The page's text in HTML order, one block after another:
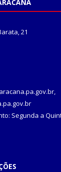
21
Segunda a